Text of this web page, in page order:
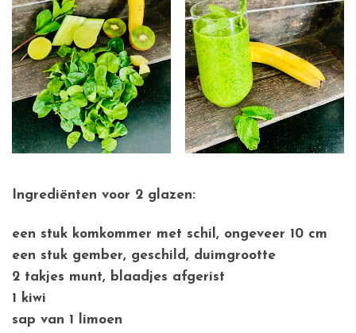
Ingrediënten voor 2 glazen:
een stuk komkommer met schil, ongeveer 10 cm
een stuk gember, geschild, duimgrootte
2 takjes munt, blaadjes afgerist
1 kiwi
sap van 1 limoen